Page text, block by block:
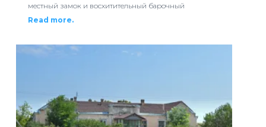
местный замок и восхитительный барочный
Read more.